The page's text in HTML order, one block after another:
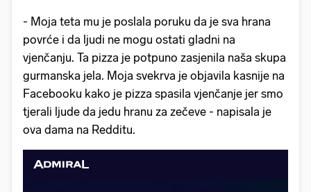
- Moja teta mu je poslala poruku da je sva hrana
povrće i da ljudi ne mogu ostati gladni na
vjenčanju. Ta pizza je potpuno zasjenila naša skupa
gurmanska jela. Moja svekrva je objavila kasnije na
Facebooku kako je pizza spasila vjenčanje jer smo
tjerali ljude da jedu hranu za zečeve - napisala je
ova dama na Redditu.